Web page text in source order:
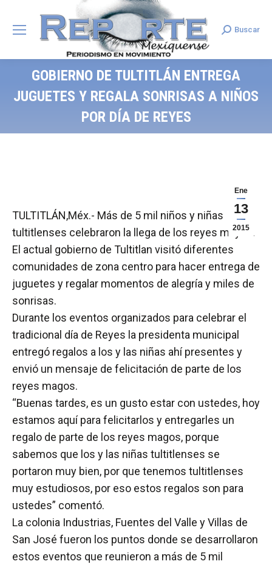
Search:
Buscar
GOBIERNO DE TULTITLÁN ENTREGA
JUGUETES Y REGALA SONRISAS A NIÑOS
POR DÍA DE REYES
Ene
13
2015
TULTITLÁN,Méx.- Más de 5 mil niños y niñas
tultitlenses celebraron la llega de los reyes mayos.
El actual gobierno de Tultitlan visitó diferentes
comunidades de zona centro para hacer entrega de
juguetes y regalar momentos de alegría y miles de
sonrisas.
Durante los eventos organizados para celebrar el
tradicional día de Reyes la presidenta municipal
entregó regalos a los y las niñas ahí presentes y
envió un mensaje de felicitación de parte de los
reyes magos.
“Buenas tardes, es un gusto estar con ustedes, hoy
estamos aquí para felicitarlos y entregarles un
regalo de parte de los reyes magos, porque
sabemos que los y las niñas tultitlenses se
portaron muy bien, por que tenemos tultitlenses
muy estudiosos, por eso estos regalos son para
ustedes” comentó.
La colonia Industrias, Fuentes del Valle y Villas de
San José fueron los puntos donde se desarrollaron
estos eventos que reunieron a más de 5 mil